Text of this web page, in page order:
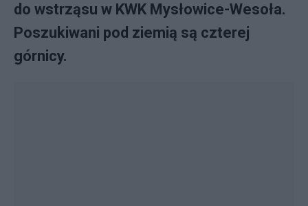
do wstrząsu w KWK Mysłowice-Wesoła.
Poszukiwani pod ziemią są czterej
górnicy.